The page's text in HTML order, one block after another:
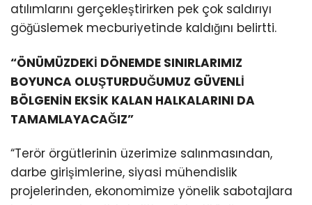
atılımlarını gerçekleştirirken pek çok saldırıyı
göğüslemek mecburiyetinde kaldığını belirtti.
“ÖNÜMÜZDEKİ DÖNEMDE SINIRLARIMIZ
BOYUNCA OLUŞTURDUĞUMUZ GÜVENLİ
BÖLGENİN EKSİK KALAN HALKALARINI DA
TAMAMLAYACAĞIZ”
“Terör örgütlerinin üzerimize salınmasından,
darbe girişimlerine, siyasi mühendislik
projelerinden, ekonomimize yönelik sabotajlara